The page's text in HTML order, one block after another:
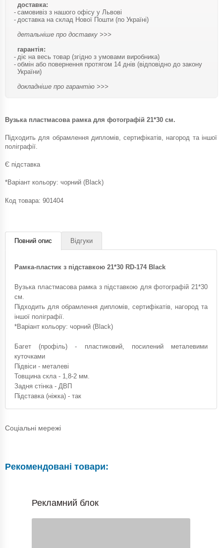
доставка:
самовивіз з нашого офісу у Львові
доставка на склад Нової Пошти (по Україні)
детальніше про доставку >>>
гарантія:
діє на весь товар (згідно з умовами виробника)
обмін або повернення протягом 14 днів (відповідно до закону
України)
докладніше про гарантію >>>
Вузька пластмасова рамка для фотографій 21*30 см.
Підходить для обрамлення дипломів, сертифікатів, нагород та іншої
поліграфії.
Є підставка
*Варіант кольору: чорний (Black)
Код товара: 901404
Повний опис Відгуки
Рамка-пластик з підставкою 21*30 RD-174 Black
Вузька пластмасова рамка з підставкою для фотографій 21*30
см.
Підходить для обрамлення дипломів, сертифікатів, нагород та
іншої поліграфії.
*Варіант кольору: чорний (Black)
Багет (профіль) - пластиковий, посилений металевими
куточками
Підвіси - металеві
Товщина скла - 1,8-2 мм.
Задня стінка - ДВП
Підставка (ніжка) - так
Соціальні мережі
Рекомендовані товари:
Рекламний блок